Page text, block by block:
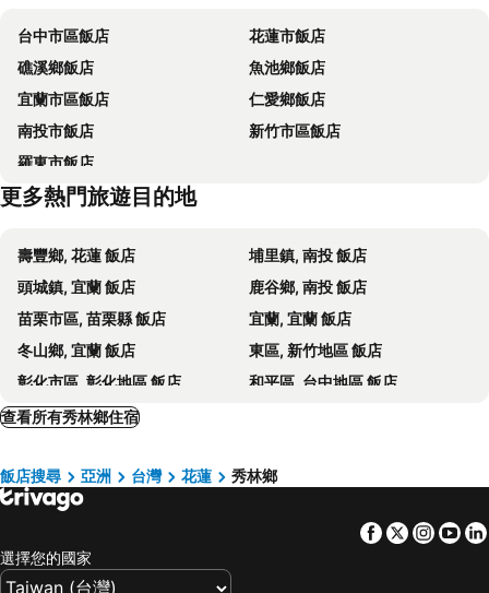
together hotel Hualien Zhongshan
Hotel Les Champs Hualien
東岸精緻商務旅館
Full Kind Hotel
凱悅精典旅店
True Friend Hotel
新格大飯店
花蓮合歡精緻商旅
花蓮麗格休閒飯店
亞馨文旅 YesHome Hotel
仟台大飯店
The Moment Hotel Hualien by Lakeshore
(太魯閣)立閣人文旅店
花蓮花漾夏卡爾民宿-無人民宿自助入住-包棟可烤肉可麻將
白色風車海景民宿
花蓮縣雅砌美學公寓
花東客棧
Hotel Lohas
簡單生活景觀 l 看見幸福民宿
法格洛絲文旅
Mori Inn
Yunshuitangwenlu
費斯玻璃屋
Yun Xuan Cypress Gardens
Taroko Dan Aigle
The Greenery B&B
Home Sweet Home
花蓮慕谷慕魚
花蓮機場
台中市區飯店
花蓮市飯店
礁溪鄉飯店
魚池鄉飯店
宜蘭市區飯店
仁愛鄉飯店
南投市飯店
新竹市區飯店
羅東市飯店
更多熱門旅遊目的地
壽豐鄉, 花蓮 飯店
埔里鎮, 南投 飯店
頭城鎮, 宜蘭 飯店
鹿谷鄉, 南投 飯店
苗栗市區, 苗栗縣 飯店
宜蘭, 宜蘭 飯店
冬山鄉, 宜蘭 飯店
東區, 新竹地區 飯店
彰化市區, 彰化地區 飯店
和平區, 台中地區 飯店
北區, 台中地區 飯店
烏日區, 台中地區 飯店
蘇澳鎮, 宜蘭 飯店
關西鎮, 新竹地區 飯店
新城鄉, 花蓮 飯店
台中市區, 台中地區 飯店
查看所有秀林鄉住宿
飯店搜尋 亞洲 台灣 花蓮 秀林鄉
Facebook
Twitter
選擇您的國家